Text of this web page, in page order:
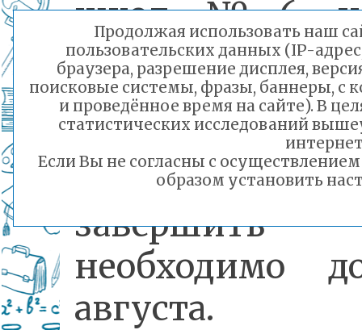
школ №6 и
капитально
в 2024 году.
контракту
завершить
необходимо
августа.
Продолжая использовать наш
пользовательских данных (IP-
браузера, разрешение дисплея,
поисковые системы, фразы, баннеры, с
и проведённое время на сайте). В
статистических исследований
Если Вы не согласны с
образом установить